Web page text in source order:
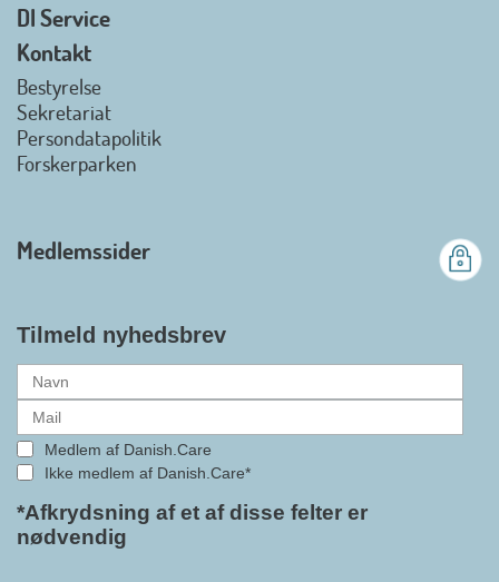
Danish.Care fra den 01. juli 2026
officielt kan kalde sig for
medlemsforening i DI - Dansk
gennemslagskraft og skabe
hjælpemidler samt give
medlemmerne adgang til en
alle formaliteterne nu er på plads
i samarbejdet mellem
Danish.Care og DI glæder
bestyrelsesleder i Danish.Care,
Claus Ipsen. Han betragter
DI Service
Kontakt
Bestyrelse
Sekretariat
Persondatapolitik
Forskerparken
Medlemssider
Tilmeld nyhedsbrev
Medlem af Danish.Care
Ikke medlem af Danish.Care*
*Afkrydsning af et af disse felter er
nødvendig